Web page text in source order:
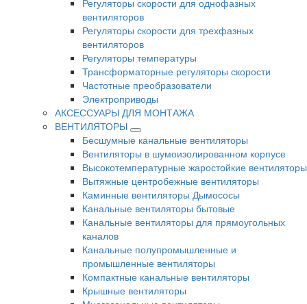
Регуляторы скорости для однофазных
вентиляторов
Регуляторы скорости для трехфазных
вентиляторов
Регуляторы температуры
Трансформаторные регуляторы скорости
Частотные преобразователи
Электроприводы
АКСЕССУАРЫ ДЛЯ МОНТАЖА
ВЕНТИЛЯТОРЫ
Бесшумные канальные вентиляторы
Вентиляторы в шумоизолированном корпусе
Высокотемпературные жаростойкие вентиляторы
Вытяжные центробежные вентиляторы
Каминные вентиляторы Дымососы
Канальные вентиляторы бытовые
Канальные вентиляторы для прямоугольных
каналов
Канальные полупромышленные и
промышленные вентиляторы
Компактные канальные вентиляторы
Крышные вентиляторы